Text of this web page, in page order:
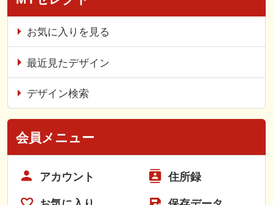
お気に入りを見る
最近見たデザイン
デザイン検索
会員メニュー
アカウント 住所録